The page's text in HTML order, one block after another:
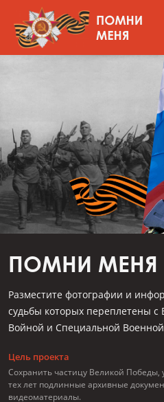
ПОМНИ МЕНЯ
Разместите фотографии и
судьбы которых переплетены с
Войной и Специальной
Цель проекта
Сохранить частицу Великой Победы,
тех лет подлинные архивные
видеоматериалы.